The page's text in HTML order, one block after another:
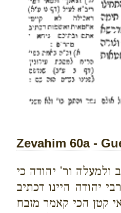
Zevahim 60a -
ור' יהודה כי
יהודה היינו דכתיב
קטן הכי קאמר מזבח